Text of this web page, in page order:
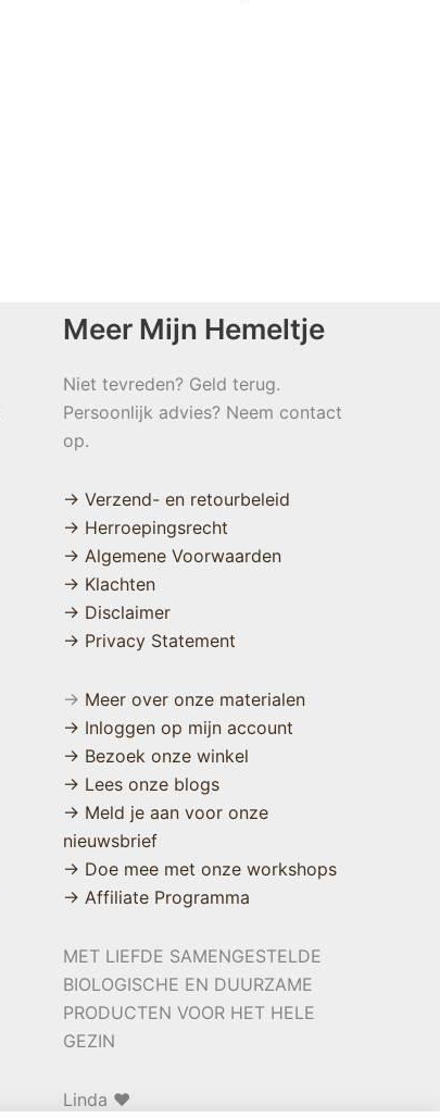
Meer Mijn Hemeltje
Niet tevreden? Geld terug.
Persoonlijk advies? Neem contact
op.
→ Verzend- en retourbeleid
→ Herroepingsrecht
→ Algemene Voorwaarden
→ Klachten
→ Disclaimer
→ Privacy Statement
→ Meer over onze materialen
→ Inloggen op mijn account
→ Bezoek onze winkel
→ Lees onze blogs
→ Meld je aan voor onze
nieuwsbrief
→ Doe mee met onze workshops
→ Affiliate Programma
MET LIEFDE SAMENGESTELDE
BIOLOGISCHE EN DUURZAME
PRODUCTEN VOOR HET HELE
GEZIN
Linda ❤️